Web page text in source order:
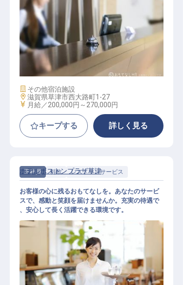
フロント
施設業態
その他宿泊施設
勤務地
滋賀県草津市西大路町1-27
給与
月給／200,000円～ 270,000円
キープする 詳しく見る
正社員 料飲 レストランサービス
ホテルボストンプラザ草津
お客様の心に残るおもてなしを。あなたのサービ
スで、感動と笑顔を届けませんか。充実の待遇で
、安心して長く活躍できる環境です。